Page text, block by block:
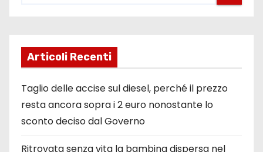
Articoli Recenti
Taglio delle accise sul diesel, perché il prezzo
resta ancora sopra i 2 euro nonostante lo
sconto deciso dal Governo
Ritrovata senza vita la bambina dispersa nel